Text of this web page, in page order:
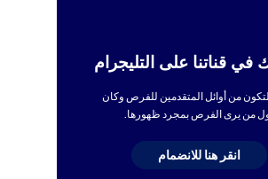
في قناتنا على التليجرام
من أوائل المتقدمين للفرص وكان
من يرى الفرص بمجرد ظهورها.
انقر هنا للانضمام